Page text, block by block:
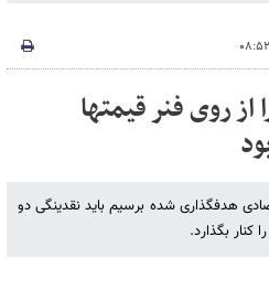
روی فنر قیمتها
هدفگذاری شده برسیم باید نقدینگی دو
بگذارد.